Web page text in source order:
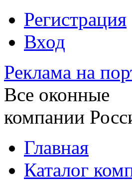
Регистрация
Вход
Реклама на
Все оконные
компании
Главная
Каталог